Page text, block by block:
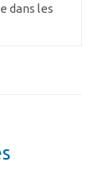
dans les